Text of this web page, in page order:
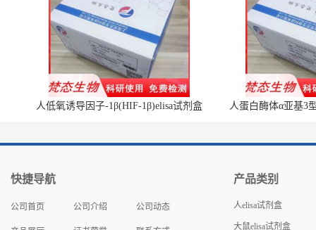
人低氧诱导因子-1β(HIF-1β)elisa试剂盒 人蛋白酶体α亚基3
快捷导航
公司首页 公司介绍 公司动态
产品类别
人elisa试剂盒
大鼠elisa试剂盒